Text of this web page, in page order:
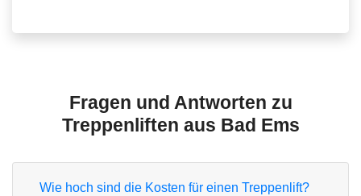
Fragen und Antworten zu
Treppenliften aus Bad Ems
Wie hoch sind die Kosten für einen Treppenlift?